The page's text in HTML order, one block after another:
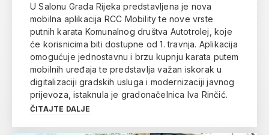
U Salonu Grada Rijeka predstavljena je nova
mobilna aplikacija RCC Mobility te nove vrste
putnih karata Komunalnog društva Autotrolej, koje
će korisnicima biti dostupne od 1. travnja. Aplikacija
omogućuje jednostavnu i brzu kupnju karata putem
mobilnih uređaja te predstavlja važan iskorak u
digitalizaciji gradskih usluga i modernizaciji javnog
prijevoza, istaknula je gradonačelnica Iva Rinčić.
ČITAJTE DALJE